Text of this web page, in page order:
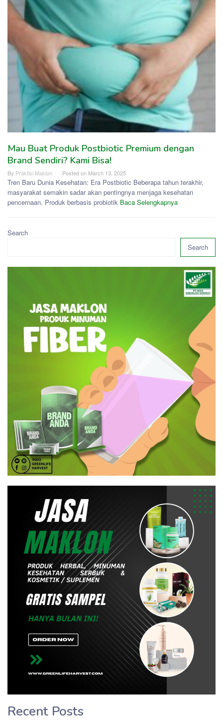
Mau Buat Produk Postbiotic Premium dengan
Brand Sendiri? Kami Bisa!
By Praktisi Maklon Posted on March 13, 2025
Tren Baru Dunia Kesehatan: Era Postbiotic Beberapa tahun terakhir,
masyarakat semakin sadar akan pentingnya menjaga kesehatan
pencernaan. Produk berbasis probiotik Baca Selengkapnya
Search
Search
Recent Posts